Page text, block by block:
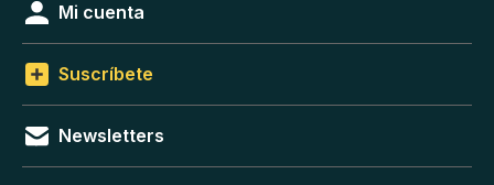
Mi cuenta
Suscríbete
Newsletters